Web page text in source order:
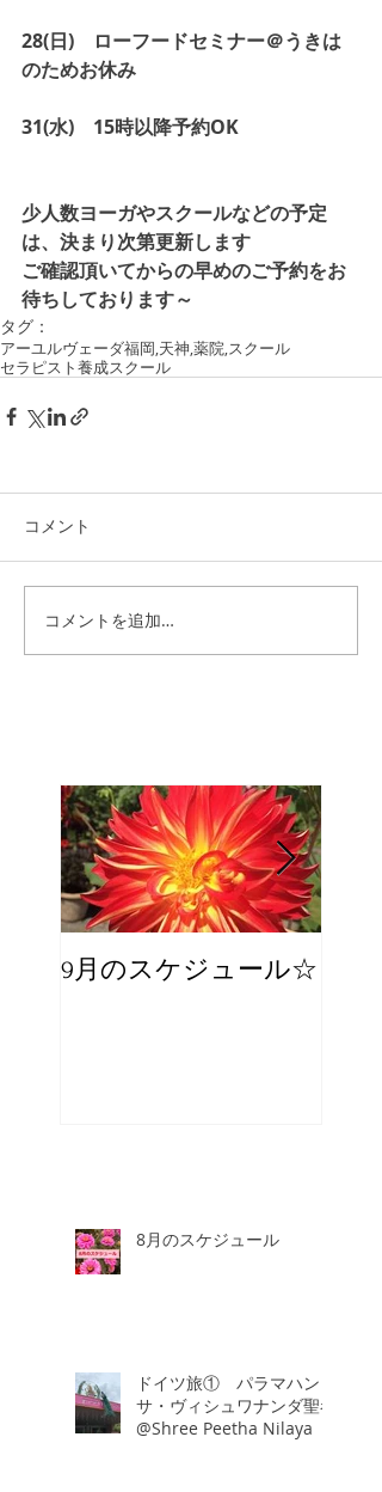
28(日)　ローフードセミナー＠うきは
のためお休み
31(水)　15時以降予約OK
少人数ヨーガやスクールなどの予定
は、決まり次第更新します
ご確認頂いてからの早めのご予約をお
待ちしております～
タグ：
アーユルヴェーダ福岡,天神,薬院,スクール
セラピスト養成スクール
コメント
コメントを追加…
9月のスケジュール☆
8月のスケジュール
ドイツ旅① パラマハン
サ・ヴィシュワナンダ聖者
@Shree Peetha Nilaya